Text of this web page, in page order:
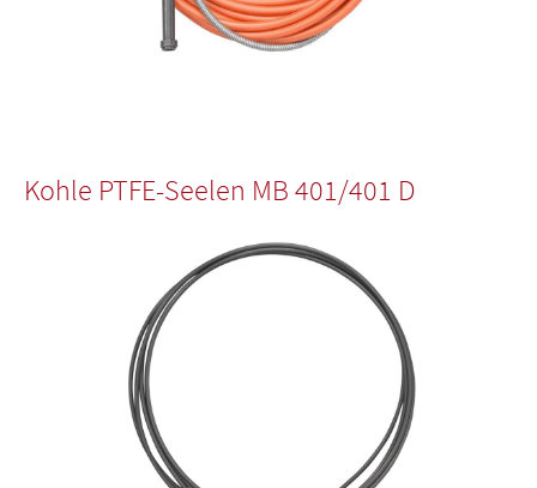
Kohle PTFE-Seelen MB 401/401 D